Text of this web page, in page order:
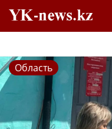
Область